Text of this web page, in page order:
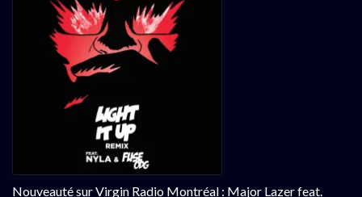
Nouveauté sur Virgin Radio Montréal : Major Lazer feat.